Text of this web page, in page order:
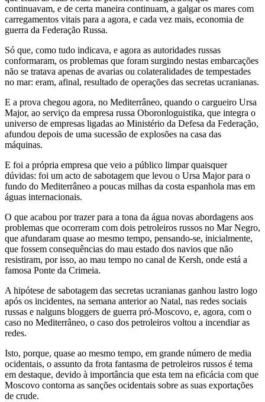
continuavam, e de certa maneira continuam, a galgar os mares com
carregamentos vitais para a agora, e cada vez mais, economia de
guerra da Federação Russa.
Só que, como tudo indicava, e agora as autoridades russas
conformaram, os problemas que foram surgindo nestas embarcações
não se tratava apenas de avarias ou colateralidades de tempestades
no mar: eram, afinal, resultado de operações das secretas ucranianas.
E a prova chegou agora, no Mediterrâneo, quando o cargueiro Ursa
Major, ao serviço da empresa russa Oboronloguistika, que integra o
universo de empresas ligadas ao Ministério da Defesa da Federação,
afundou depois de uma sucessão de explosões na casa das
máquinas.
E foi a própria empresa que veio a público limpar quaisquer
dúvidas: foi um acto de sabotagem que levou o Ursa Major para o
fundo do Mediterrâneo a poucas milhas da costa espanhola mas em
águas internacionais.
O que acabou por trazer para a tona da água novas abordagens aos
problemas que ocorreram com dois petroleiros russos no Mar Negro,
que afundaram quase ao mesmo tempo, pensando-se, inicialmente,
que fossem consequências do mau estado dos navios que não
resistiram, por isso, ao mau tempo no canal de Kersh, onde está a
famosa Ponte da Crimeia.
A hipótese de sabotagem das secretas ucranianas ganhou lastro logo
após os incidentes, na semana anterior ao Natal, nas redes sociais
russas e nalguns bloggers de guerra pró-Moscovo, e, agora, com o
caso no Mediterrâneo, o caso dos petroleiros voltou a incendiar as
redes.
Isto, porque, quase ao mesmo tempo, em grande número de media
ocidentais, o assunto da frota fantasma de petroleiros russos é tema
em destaque, devido à importância que esta tem na eficácia com que
Moscovo contorna as sanções ocidentais sobre as suas exportações
de crude.